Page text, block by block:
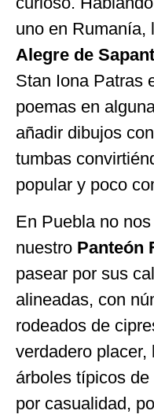
uno en Rumanía,
Alegre de
Stan Iona Patras
poemas en
añadir dibujos
tumbas
popular y poco
En Puebla no
nuestro Panteón
pasear por sus
alineadas, con
rodeados de
verdadero
árboles típicos
por casualidad,